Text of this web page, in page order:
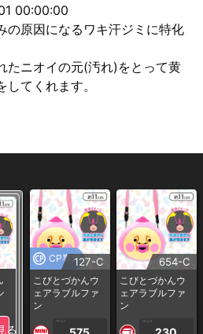
00:00:00
の原因になるワキ汗ジミに特化
たニオイの元(汚れ)をとって黄
てくれます。
る
CP専用127-C
こびとづかんウ
ェアラブルファ
ン
1PLAY
654-C
こびとづかんウ
ェアラブルファ
ン
1PLAY